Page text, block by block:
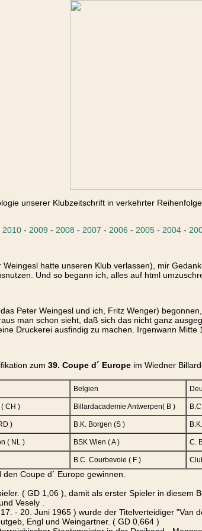
unserer Klubzeitschrift in verkehrter
2010 - 2009 - 2008 - 2007 - 2006 - 2005 - 2004 -
hatte unseren Klub verlassen), mir
Und so begann ich, alles auf html
Peter Weingesl und ich, Fritz Wenger)
man schon sieht, daß sich das nicht ganz
Druckerei ausfindig zu machen. Irgenwann
zum 39. Coupe d´ Europe im Wiedner
Belgien
CH ) Billardacademie Antwerpen( B )
) B.K. Borgen (S )
( NL ) BSK Wien ( A ) C.
B.C. Courbevoie ( F )
Coupe d´ Europe gewinnen.
( GD 1,06 ), damit als erster Spieler in
Vesely .
- 20. Juni 1965 ) wurde der Titelverteidiger "Van
Engl und Weingartner. ( GD 0,664 )